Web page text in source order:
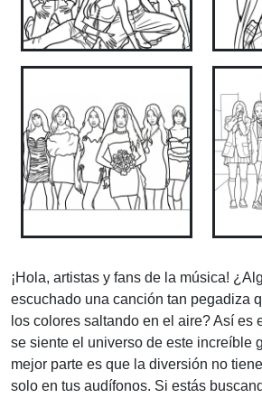
¡Hola, artistas y fans de la música!
escuchado una canción tan pegadiza
los colores saltando en el aire? Así es
se siente el universo de este increíble
mejor parte es que la diversión no
solo en tus audífonos. Si estás